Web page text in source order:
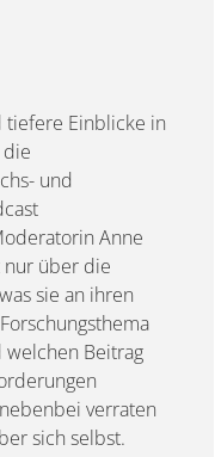
tiefere Einblicke in
und
Anne
über die
sie an ihren
Beitrag
verraten
sich selbst.